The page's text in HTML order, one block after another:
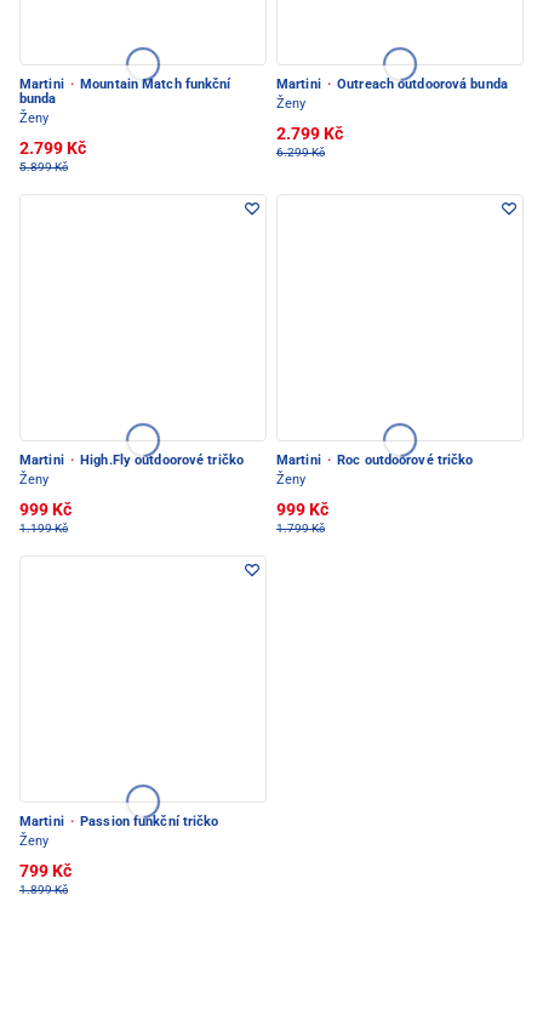
Martini · Mountain Match funkční
bunda
Ženy
2.799 Kč
5.899 Kč
Martini · Outreach outdoorová bunda
Ženy
2.799 Kč
6.299 Kč
Martini · High.Fly outdoorové tričko
Ženy
999 Kč
1.199 Kč
Martini · Roc outdoorové tričko
Ženy
999 Kč
1.799 Kč
Martini · Passion funkční tričko
Ženy
799 Kč
1.899 Kč